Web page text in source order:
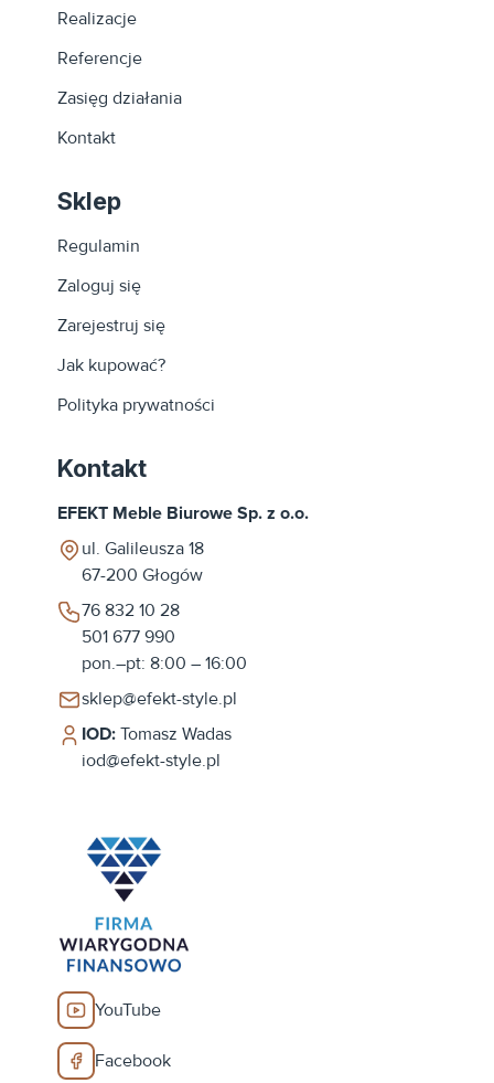
Realizacje
Referencje
Zasięg działania
Kontakt
Sklep
Regulamin
Zaloguj się
Zarejestruj się
Jak kupować?
Polityka prywatności
Kontakt
EFEKT Meble Biurowe Sp. z o.o.
ul. Galileusza 18
67-200 Głogów
76 832 10 28
501 677 990
pon.–pt: 8:00 – 16:00
sklep@efekt-style.pl
IOD: Tomasz Wadas
iod@efekt-style.pl
YouTube
Facebook